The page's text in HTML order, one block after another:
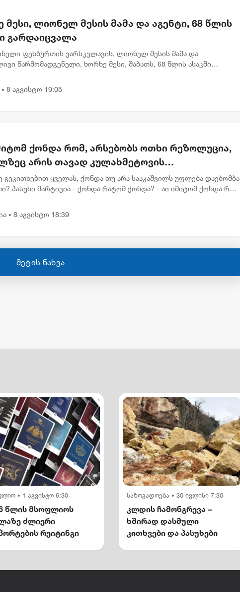
მესი, ლიონელ მესის მამა და აგენტი, 68 წლის
გარდაიცვალა
ფეხბურთის ვარსკვლავის, ლიონელ მესის მამა და
წარმომადგენელი, ხორხე მესი, შაბათს, 68 წლის ასაკში
Cen...
• 8 აგვისტო 19:05
ქონდა რომ, არსებობს ოთხი რეზოლუცია,
არის თავად კულახმეტოვის
- რას წერს გიორგი ფოფხაძე
გეკითხებით ყველას, ქონდა თუ არა სააკაშვილს უფლება დაებომბა
პასუხი მარტივია - ქონდა რატომ ქონდა? - აი იმიტომ ქონდა რომ,
• 8 აგვისტო 18:39
მეტის ნახვა
• 1 აგვისტო 6:30
წლის მსოფლიოს
ძლიერი
რეიტინგი
საზოგადოება • 30 ივლისი 7:30
კლდის ჩამონგრევა –
ხშირად დასმული
კითხვები და პასუხები